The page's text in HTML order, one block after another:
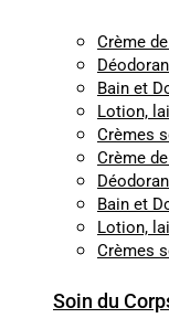
Crème
Bain et
Lotion,
Crèmes
Crème
Bain et
Lotion,
Crèmes
Soin du